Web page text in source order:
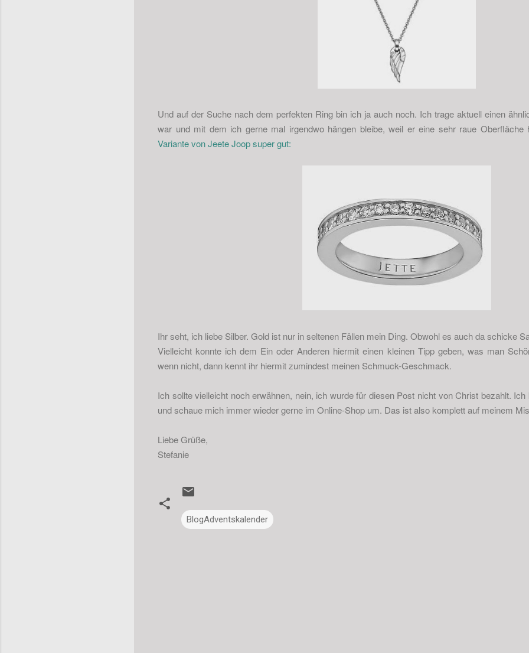
Und auf der Suche nach dem perfekten Ring bin ich ja auch noch. Ich trage aktuell einen
war und mit dem ich gerne mal irgendwo hängen bleibe, weil er eine sehr raue Oberfläche
Variante von Jeete Joop super gut:
Ihr seht, ich liebe Silber. Gold ist nur in seltenen Fällen mein Ding. Obwohl es auch da schicke
Vielleicht konnte ich dem Ein oder Anderen hiermit einen kleinen Tipp geben, was man
wenn nicht, dann kennt ihr hiermit zumindest meinen Schmuck-Geschmack.
Ich sollte vielleicht noch erwähnen, nein, ich wurde für diesen Post nicht von Christ bezahlt.
und schaue mich immer wieder gerne im Online-Shop um. Das ist also komplett auf meinem
Liebe Grüße,
Stefanie
BlogAdventskalender